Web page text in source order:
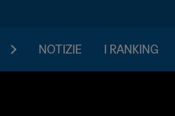
NOTIZIE I RANKING